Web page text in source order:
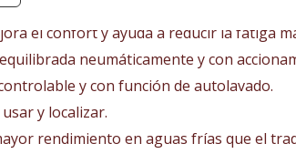
el confort y ayuda a reducir la fatiga
neumáticamente y con
y con función de autolavado.
y localizar.
rendimiento en aguas frías que el